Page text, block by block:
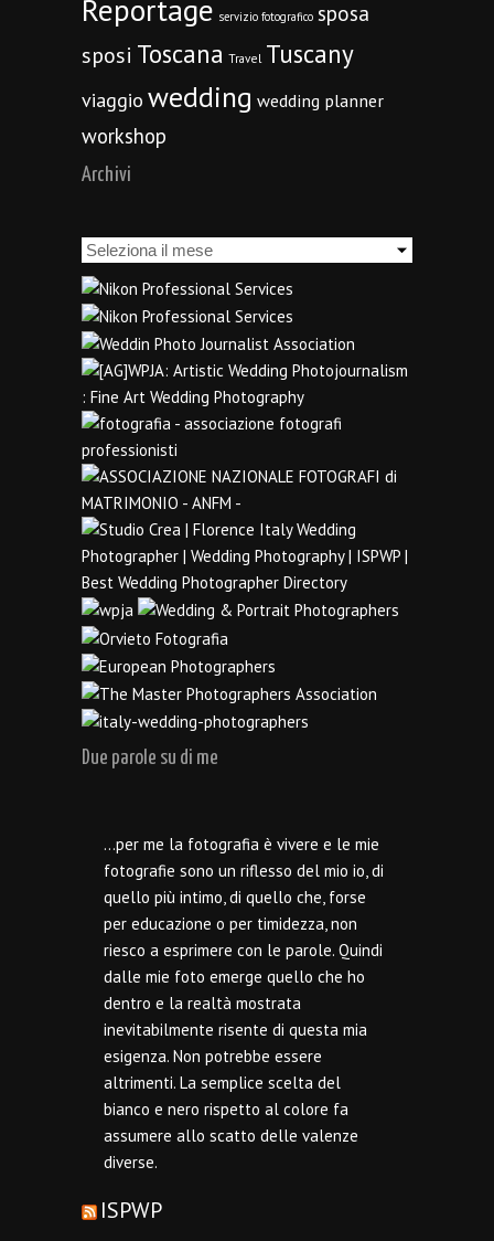
Reportage servizio fotografico sposa
sposi Toscana Travel Tuscany
viaggio wedding wedding planner
workshop
Archivi
Archivi
Due parole su di me
…per me la fotografia è vivere e le mie
fotografie sono un riflesso del mio io, di
quello più intimo, di quello che, forse
per educazione o per timidezza, non
riesco a esprimere con le parole. Quindi
dalle mie foto emerge quello che ho
dentro e la realtà mostrata
inevitabilmente risente di questa mia
esigenza. Non potrebbe essere
altrimenti. La semplice scelta del
bianco e nero rispetto al colore fa
assumere allo scatto delle valenze
diverse.
ISPWP